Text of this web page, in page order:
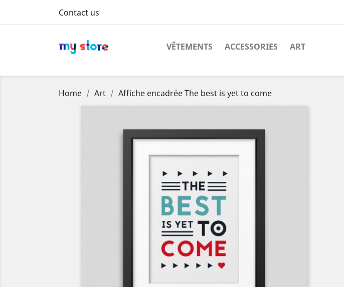
Contact us
VÊTEMENTS ACCESSORIES ART
Home Art Affiche encadrée The best is yet to come